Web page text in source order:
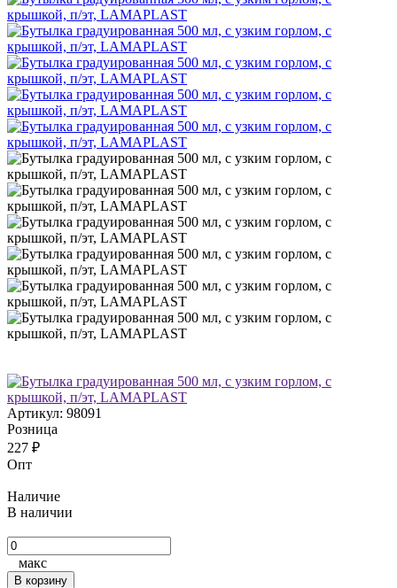
Артикул: 98091
Розница
227 ₽
Опт
Наличие
В наличии
макс
В корзину